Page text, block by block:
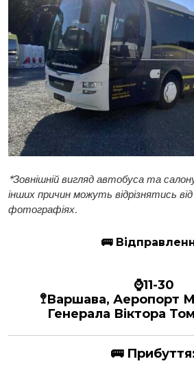
*Зовнішній вигляд автобуса та
інших причин можуть відрізнятись
фотографіях.
🚌
⌚11-30
🚏Варшава, Аеропорт
Генерала Віктора
🚌